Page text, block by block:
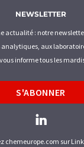
NEWSLETTER
actualité : notre
aux
informe tous les
S'ABONNER
chemeurope.com sur